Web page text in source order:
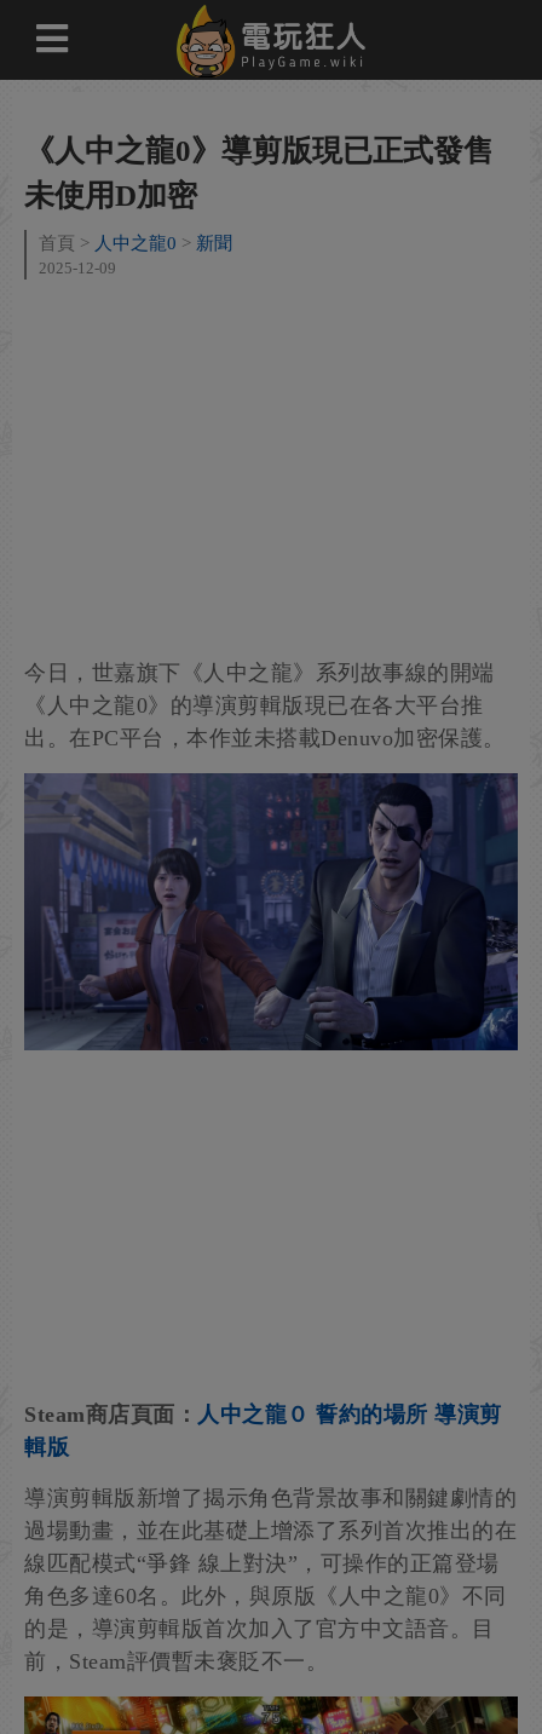
《人中之龍0》導剪版現已正式發售
未使用D加密
首頁 人中之龍0 新聞
2025-12-09
今日，世嘉旗下《人中之龍》系列故事線的開端
《人中之龍0》的導演剪輯版現已在各大平台推
出。在PC平台，本作並未搭載Denuvo加密保護。
Steam商店頁面： 人中之龍０ 誓約的場所 導演剪
輯版
導演剪輯版新增了揭示角色背景故事和關鍵劇情的
過場動畫，並在此基礎上增添了系列首次推出的在
線匹配模式“爭鋒 線上對決”，可操作的正篇登場
角色多達60名。此外，與原版《人中之龍0》不同
的是，導演剪輯版首次加入了官方中文語音。目
前，Steam評價暫未褒貶不一。